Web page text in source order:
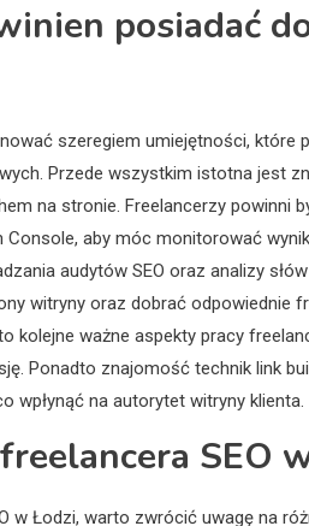
posiadać
szeregiem umiejętności,
Przede wszystkim istotna jest
na stronie. Freelancerzy powinni
aby móc monitorować
audytów SEO oraz analizy
witryny oraz dobrać odpowiednie
ważne aspekty pracy
Ponadto znajomość technik link
wpłynąć na autorytet witryny klienta.
SEO
w Łodzi, warto zwrócić uwagę na